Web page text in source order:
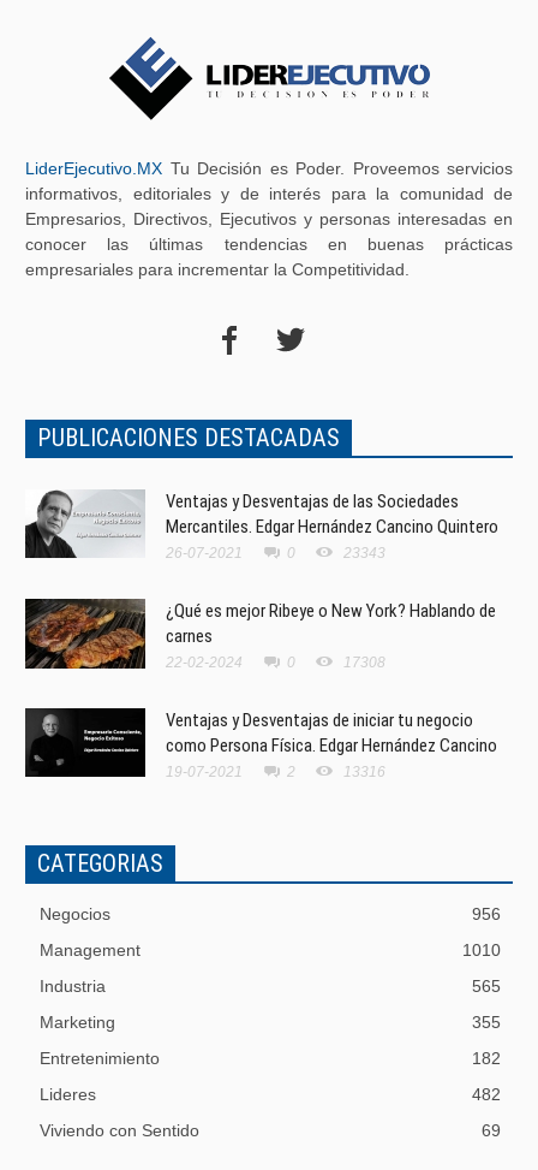
LiderEjecutivo.MX Tu Decisión es Poder. Proveemos servicios
informativos, editoriales y de interés para la comunidad de
Empresarios, Directivos, Ejecutivos y personas interesadas en
conocer las últimas tendencias en buenas prácticas
empresariales para incrementar la Competitividad.
PUBLICACIONES DESTACADAS
Ventajas y Desventajas de las Sociedades
Mercantiles. Edgar Hernández Cancino Quintero
26-07-2021 0 23343
¿Qué es mejor Ribeye o New York? Hablando de
carnes
22-02-2024 0 17308
Ventajas y Desventajas de iniciar tu negocio
como Persona Física. Edgar Hernández Cancino
19-07-2021 2 13316
CATEGORIAS
Negocios
956
Management
1010
Industria
565
Marketing
355
Entretenimiento
182
Lideres
482
Viviendo con Sentido
69